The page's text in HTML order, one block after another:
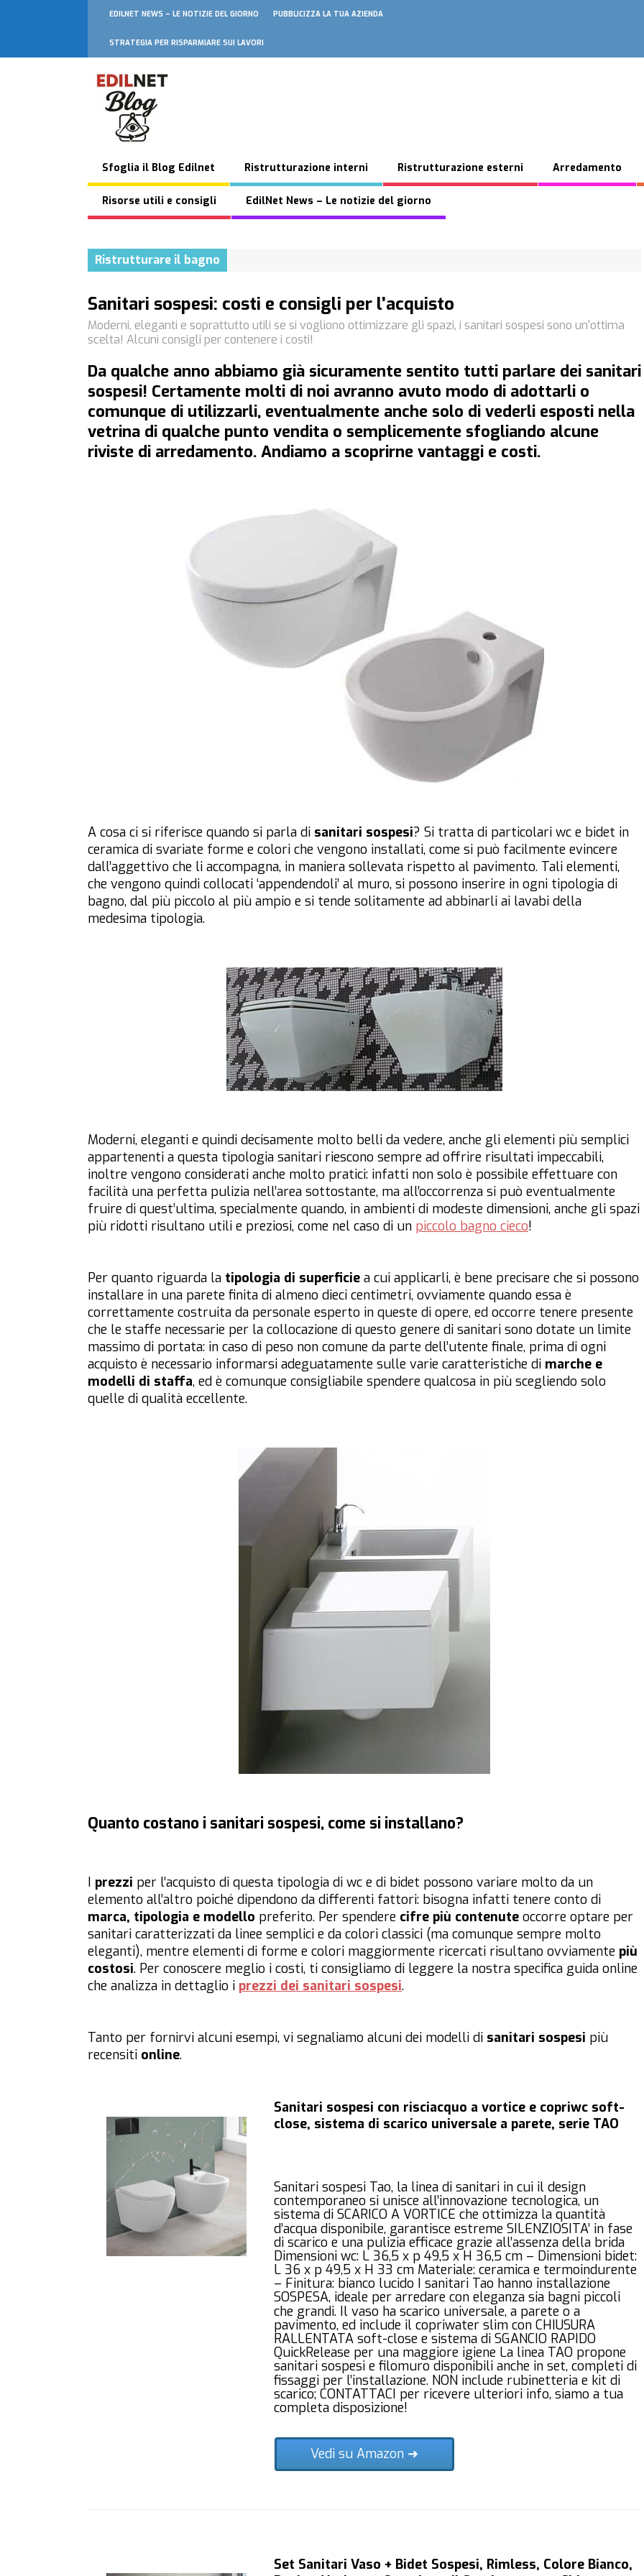
EDILNET NEWS – LE NOTIZIE DEL GIORNO PUBBLICIZZA LA TUA AZIENDA
STRATEGIA PER RISPARMIARE SUI LAVORI
Sfoglia il Blog Edilnet Ristrutturazione interni Ristrutturazione esterni Arredamento
Risorse utili e consigli EdilNet News – Le notizie del giorno
Ristrutturare il bagno
Sanitari sospesi: costi e consigli per l’acquisto
Moderni, eleganti e soprattutto utili se si vogliono ottimizzare gli spazi, i sanitari sospesi sono un'ottima
scelta! Alcuni consigli per contenere i costi!
Da qualche anno abbiamo già sicuramente sentito tutti parlare dei sanitari
sospesi! Certamente molti di noi avranno avuto modo di adottarli o
comunque di utilizzarli, eventualmente anche solo di vederli esposti nella
vetrina di qualche punto vendita o semplicemente sfogliando alcune
riviste di arredamento. Andiamo a scoprirne vantaggi e costi.
A cosa ci si riferisce quando si parla di sanitari sospesi? Si tratta di particolari wc e bidet in
ceramica di svariate forme e colori che vengono installati, come si può facilmente evincere
dall’aggettivo che li accompagna, in maniera sollevata rispetto al pavimento. Tali elementi,
che vengono quindi collocati ‘appendendoli’ al muro, si possono inserire in ogni tipologia di
bagno, dal più piccolo al più ampio e si tende solitamente ad abbinarli ai lavabi della
medesima tipologia.
Moderni, eleganti e quindi decisamente molto belli da vedere, anche gli elementi più semplici
appartenenti a questa tipologia sanitari riescono sempre ad offrire risultati impeccabili,
inoltre vengono considerati anche molto pratici: infatti non solo è possibile effettuare con
facilità una perfetta pulizia nell’area sottostante, ma all’occorrenza si può eventualmente
fruire di quest’ultima, specialmente quando, in ambienti di modeste dimensioni, anche gli spazi
più ridotti risultano utili e preziosi, come nel caso di un piccolo bagno cieco!
Per quanto riguarda la tipologia di superficie a cui applicarli, è bene precisare che si possono
installare in una parete finita di almeno dieci centimetri, ovviamente quando essa è
correttamente costruita da personale esperto in queste di opere, ed occorre tenere presente
che le staffe necessarie per la collocazione di questo genere di sanitari sono dotate un limite
massimo di portata: in caso di peso non comune da parte dell’utente finale, prima di ogni
acquisto è necessario informarsi adeguatamente sulle varie caratteristiche di marche e
modelli di staffa, ed è comunque consigliabile spendere qualcosa in più scegliendo solo
quelle di qualità eccellente.
Quanto costano i sanitari sospesi, come si installano?
I prezzi per l’acquisto di questa tipologia di wc e di bidet possono variare molto da un
elemento all’altro poiché dipendono da differenti fattori: bisogna infatti tenere conto di
marca, tipologia e modello preferito. Per spendere cifre più contenute occorre optare per
sanitari caratterizzati da linee semplici e da colori classici (ma comunque sempre molto
eleganti), mentre elementi di forme e colori maggiormente ricercati risultano ovviamente più
costosi. Per conoscere meglio i costi, ti consigliamo di leggere la nostra specifica guida online
che analizza in dettaglio i prezzi dei sanitari sospesi.
Tanto per fornirvi alcuni esempi, vi segnaliamo alcuni dei modelli di sanitari sospesi più
recensiti online.
Sanitari sospesi con risciacquo a vortice e copriwc soft-
close, sistema di scarico universale a parete, serie TAO
Sanitari sospesi Tao, la linea di sanitari in cui il design
contemporaneo si unisce all’innovazione tecnologica, un
sistema di SCARICO A VORTICE che ottimizza la quantità
d’acqua disponibile, garantisce estreme SILENZIOSITA’ in fase
di scarico e una pulizia efficace grazie all’assenza della brida
Dimensioni wc: L 36,5 x p 49,5 x H 36,5 cm – Dimensioni bidet:
L 36 x p 49,5 x H 33 cm Materiale: ceramica e termoindurente
– Finitura: bianco lucido I sanitari Tao hanno installazione
SOSPESA, ideale per arredare con eleganza sia bagni piccoli
che grandi. Il vaso ha scarico universale, a parete o a
pavimento, ed include il copriwater slim con CHIUSURA
RALLENTATA soft-close e sistema di SGANCIO RAPIDO
QuickRelease per una maggiore igiene La linea TAO propone
sanitari sospesi e filomuro disponibili anche in set, completi di
fissaggi per l’installazione. NON include rubinetteria e kit di
scarico; CONTATTACI per ricevere ulteriori info, siamo a tua
completa disposizione!
Vedi su Amazon ➜
Set Sanitari Vaso + Bidet Sospesi, Rimless, Colore Bianco,